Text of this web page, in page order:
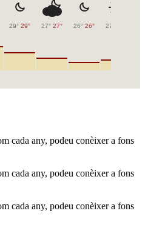
29° 29° 27° 27° 26° 26° 27°
cada any, podeu conèixer a fons
cada any, podeu conèixer a fons
cada any, podeu conèixer a fons